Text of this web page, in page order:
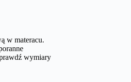
w materacu.
wymiary